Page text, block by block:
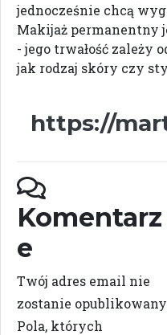
jednocześnie chcą
Makijaż permanentny
- jego trwałość
jak rodzaj skóry czy
https://
Komentarz
e
Twój adres email nie
zostanie
Pola, których